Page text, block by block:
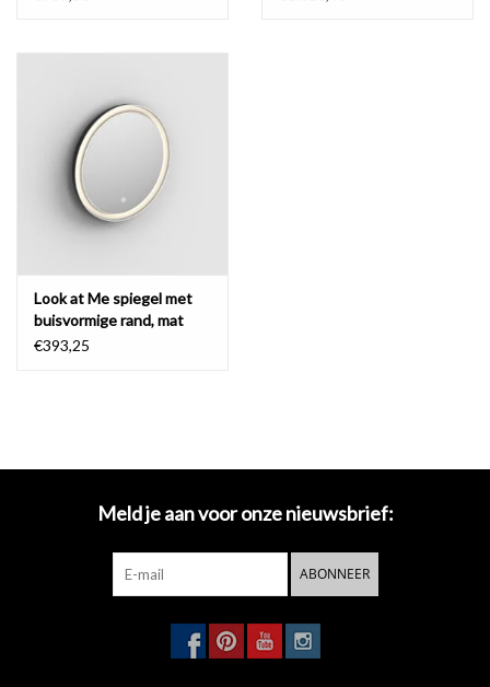
Look at Me spiegel met
buisvormige rand, mat
zwart frame
€393,25
Meld je aan voor onze nieuwsbrief:
ABONNEER